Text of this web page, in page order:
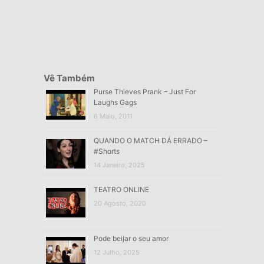
Vê Também
Purse Thieves Prank – Just For
Laughs Gags
6 Maio, 2011
QUANDO O MATCH DÁ ERRADO –
#Shorts
14 Janeiro, 2025
TEATRO ONLINE
20 Agosto, 2020
Pode beijar o seu amor
12 Julho, 2025